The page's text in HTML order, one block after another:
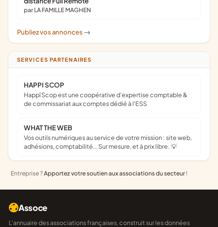
par LA FAMILLE MAGHEN
Publiez vos annonces ->
SERVICES PARTENAIRES
HAPPI SCOP
Happï Scop est une coopérative d’expertise comptable &
de commissariat aux comptes dédié à l'ESS
WHAT THE WEB
Vos outils numériques au service de votre mission : site web,
adhésions, comptabilité… Sur mesure, et à prix libre. 💡
Entreprise ?Apportez votre soutien aux associations du secteur !
Assoce
L'annuaire des associations françaises, construit sur les données